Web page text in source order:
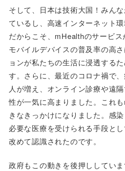
そして、日本は技術大国！みん
ているし、高速インターネット環
だからこそ、mHealthのサービス
モバイルデバイスの普及率の高
ョンが私たちの生活に浸透する
す。さらに、最近のコロナ禍で
人が増え、オンライン診療や遠
性が一気に高まりました。これ
きなきっかけになりました。感
必要な医療を受けられる手段と
改めて認識されたのです。
政府もこの動きを後押ししてい